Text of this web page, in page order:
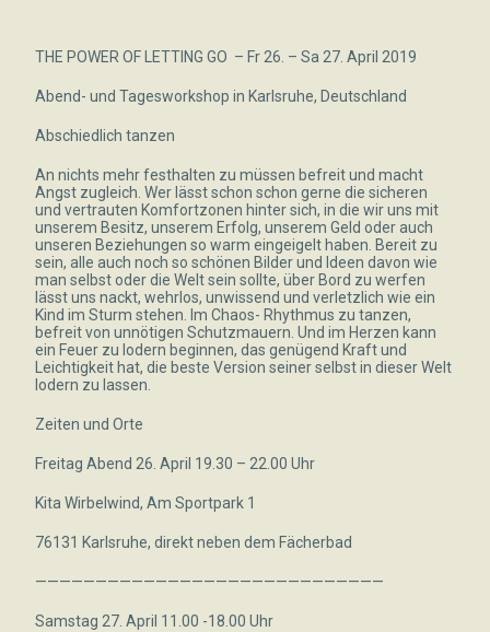
THE POWER OF LETTING GO – Fr 26. – Sa 27. April 2019
Abend- und Tagesworkshop in Karlsruhe, Deutschland
Abschiedlich tanzen
An nichts mehr festhalten zu müssen befreit und macht
Angst zugleich. Wer lässt schon schon gerne die sicheren
und vertrauten Komfortzonen hinter sich, in die wir uns mit
unserem Besitz, unserem Erfolg, unserem Geld oder auch
unseren Beziehungen so warm eingeigelt haben. Bereit zu
sein, alle auch noch so schönen Bilder und Ideen davon wie
man selbst oder die Welt sein sollte, über Bord zu werfen
lässt uns nackt, wehrlos, unwissend und verletzlich wie ein
Kind im Sturm stehen. Im Chaos- Rhythmus zu tanzen,
befreit von unnötigen Schutzmauern. Und im Herzen kann
ein Feuer zu lodern beginnen, das genügend Kraft und
Leichtigkeit hat, die beste Version seiner selbst in dieser Welt
lodern zu lassen.
Zeiten und Orte
Freitag Abend 26. April 19.30 – 22.00 Uhr
Kita Wirbelwind, Am Sportpark 1
76131 Karlsruhe, direkt neben dem Fächerbad
—————————————————————————————
Samstag 27. April 11.00 -18.00 Uhr